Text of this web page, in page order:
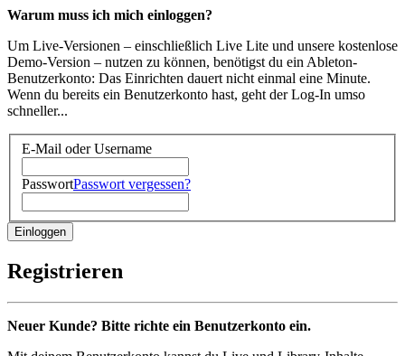
Warum muss ich mich einloggen?
Um Live-Versionen – einschließlich Live Lite und unsere kostenlose
Demo-Version – nutzen zu können, benötigst du ein Ableton-
Benutzerkonto: Das Einrichten dauert nicht einmal eine Minute.
Wenn du bereits ein Benutzerkonto hast, geht der Log-In umso
schneller...
E-Mail oder Username
PasswortPasswort vergessen?
Registrieren
Neuer Kunde? Bitte richte ein Benutzerkonto ein.